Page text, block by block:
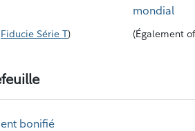
Fiducie Série T)
mondial
(Également
bonifié